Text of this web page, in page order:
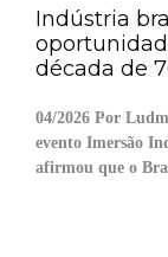
Indústria
década de
04/2026 Por
evento Imersão
afirmou que o